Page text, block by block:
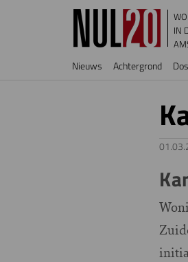
Overslaan en naar de inhoud gaan
IN
Nieuws Achtergrond